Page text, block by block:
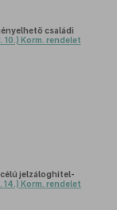
családi
10.) Korm. rendelet
jelzáloghitel-
14.) Korm. rendelet